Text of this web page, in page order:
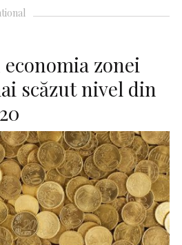
zonei
scăzut nivel din